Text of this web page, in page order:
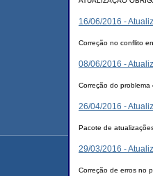
16/06/2016 -
Correção no conflito
08/06/2016 -
Correção do problema
26/04/2016 -
Pacote de
29/03/2016 -
Correção de erros no